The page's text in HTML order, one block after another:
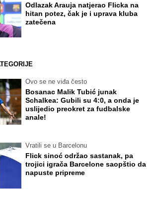
Odlazak Arauja natjerao Flicka na
hitan potez, čak je i uprava kluba
zatečena
Ovo se ne viđa često
Bosanac Malik Tubić junak
Schalkea: Gubili su 4:0, a onda je
uslijedio preokret za fudbalske
anale!
Vratili se u Barcelonu
Flick sinoć održao sastanak, pa
trojici igrača Barcelone saopštio da
napuste pripreme